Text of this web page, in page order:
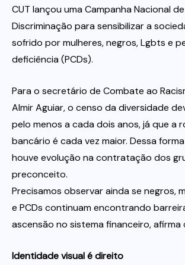
CUT lançou uma Campanha Nacional
Discriminação para sensibilizar a
sofrido por mulheres, negros, Lgbts e
deficiência (PCDs).
Para o secretário de Combate ao
Almir Aguiar, o censo da diversidade
pelo menos a cada dois anos, já que a
bancário é cada vez maior. Dessa
houve evolução na contratação dos
preconceito.
Precisamos observar ainda se negros,
e PCDs continuam encontrando
ascensão no sistema financeiro, afirma
Identidade visual é direito